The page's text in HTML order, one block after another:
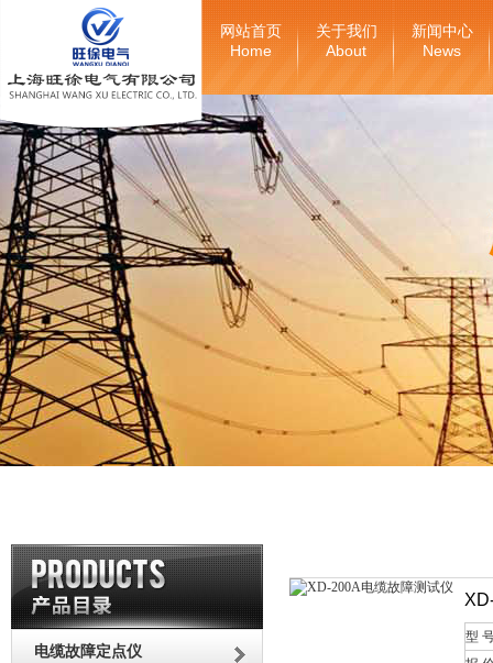
网站首页
Home
关于我们
About
新闻中心
News
电缆故障定点仪
型